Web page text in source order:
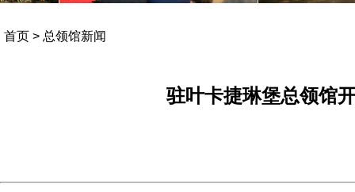
首页 > 总领馆新闻
驻叶卡捷琳堡总领馆